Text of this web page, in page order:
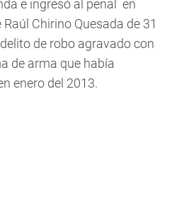
e ingresó al penal en
Chirino Quesada de 31
de robo agravado con
de arma que había
enero del 2013.